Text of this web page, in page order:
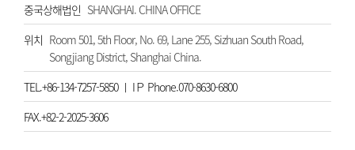
중국상해법인 SHANGHAI. CHINA OFFICE
위치 Room 501, 5th Floor, No. 69, Lane 255, Sizhuan South Road,
Songjiang District, Shanghai China.
TEL.+86-134-7257-5850 ㅣ IＰ Phone.070-8630-6800
FAX.+82-2-2025-3606